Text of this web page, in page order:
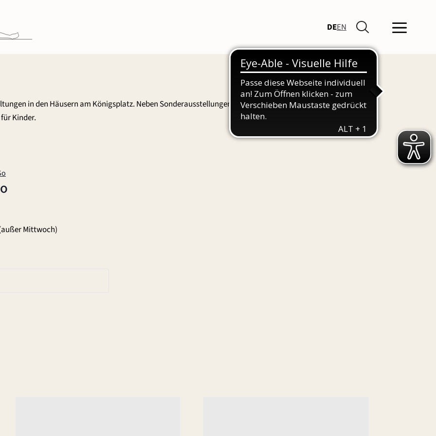
DEEN
in den Häusern am Königsplatz. Neben Sonderausstellungen und Führungen finden Sie hier auch
Kinder.
Mittwoch)